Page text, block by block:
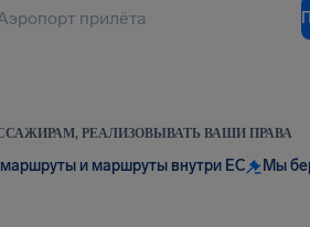
РЕАЛИЗОВЫВАТЬ ВАШИ ПРАВА
и маршруты внутри ЕС Мы